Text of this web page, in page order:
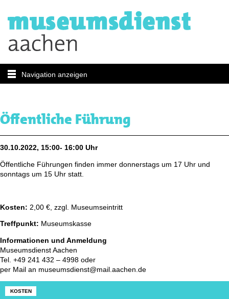
Navigation anzeigen
Öffentliche Führung
30.10.2022, 15:00- 16:00 Uhr
Öffentliche Führungen finden immer donnerstags um 17 Uhr und
sonntags um 15 Uhr statt.
Kosten: 2,00 €, zzgl. Museumseintritt
Treffpunkt: Museumskasse
Informationen und Anmeldung
Museumsdienst Aachen
Tel. +49 241 432 – 4998 oder
per Mail an museumsdienst@mail.aachen.de
KOSTEN